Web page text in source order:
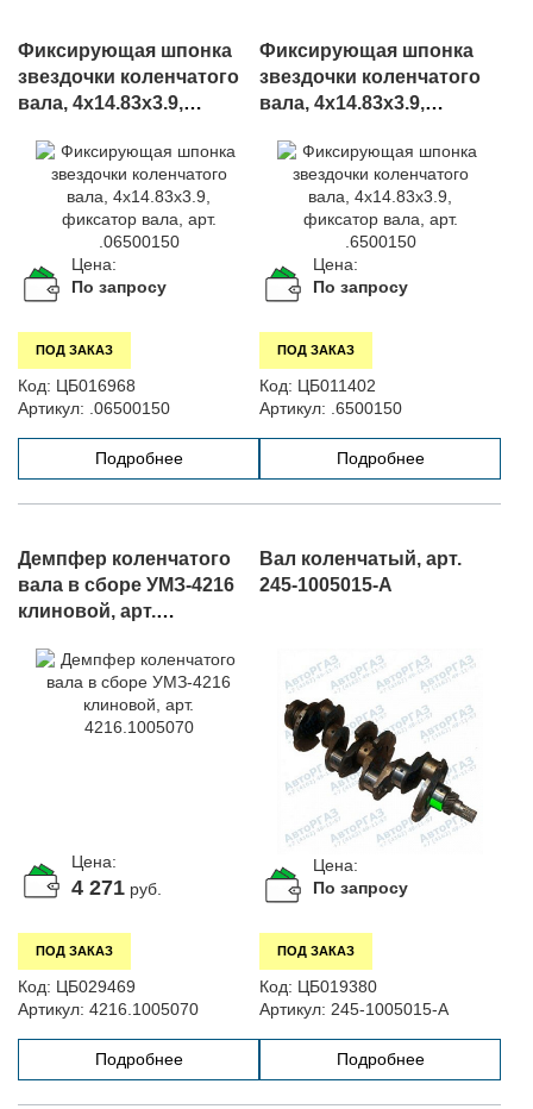
Фиксирующая шпонка
звездочки коленчатого
вала, 4х14.83х3.9,
.06500150
Цена:
По запросу
ПОД ЗАКАЗ
Код: ЦБ016968
Артикул: .06500150
Подробнее
Фиксирующая шпонка
звездочки коленчатого
вала, 4х14.83х3.9,
.6500150
Цена:
По запросу
ПОД ЗАКАЗ
Код: ЦБ011402
Артикул: .6500150
Подробнее
Демпфер коленчатого
вала в сборе УМЗ-4216
клиновой, арт.
Цена:
4 271 руб.
ПОД ЗАКАЗ
Код: ЦБ029469
Артикул: 4216.1005070
Подробнее
Вал коленчатый, арт.
245-1005015-А
Цена:
По запросу
ПОД ЗАКАЗ
Код: ЦБ019380
Артикул: 245-1005015-А
Подробнее